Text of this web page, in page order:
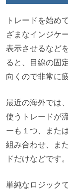
トレードを始め
ざまなインジケ
表示させるなど
ると、目線の固
向くので非常に
最近の海外では
使うトレードが
ーも１つ、また
組み合わせ、ま
ドだけなどです。
単純なロジック